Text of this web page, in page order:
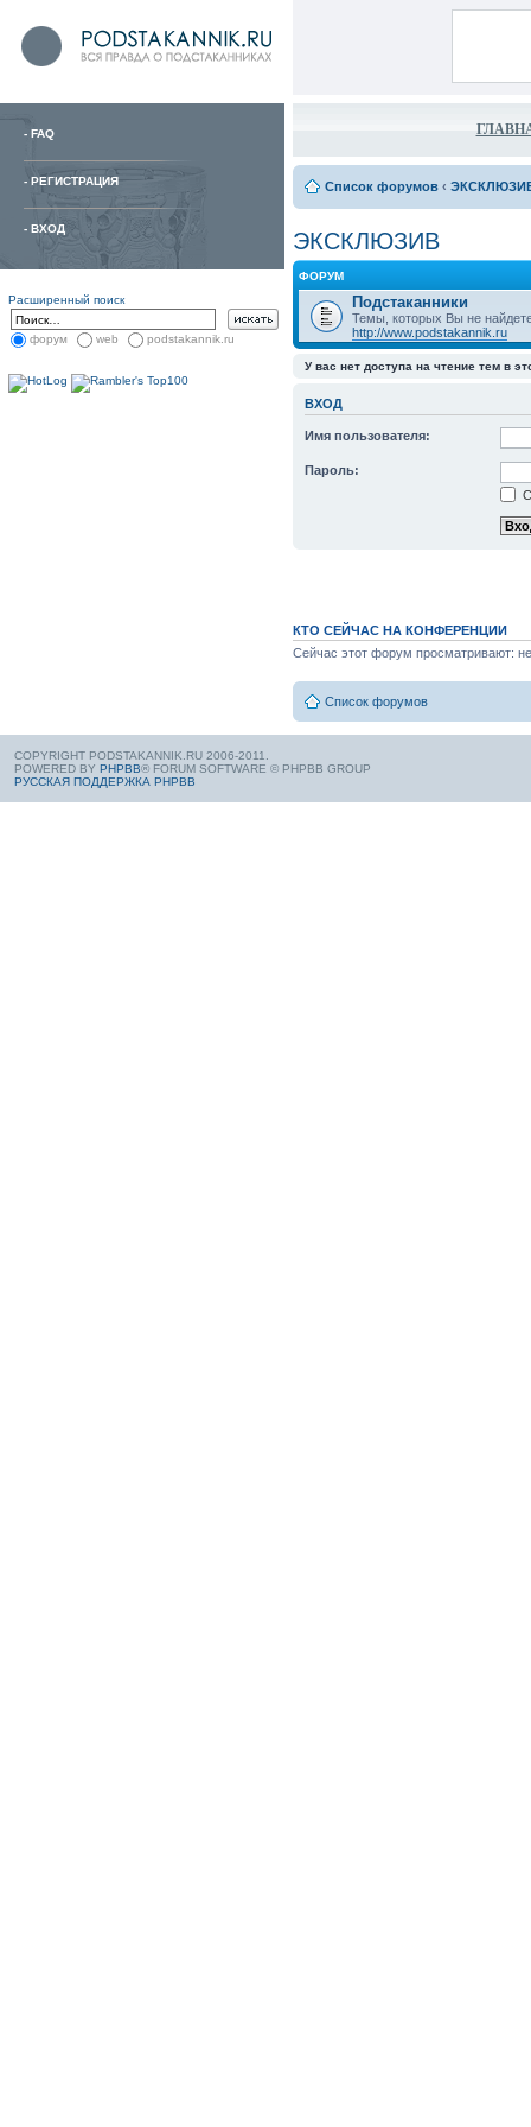
- FAQ
- РЕГИСТРАЦИЯ
- ВХОД
Расширенный поиск
форум web podstakannik.ru
Список форумов ‹
ЭКСКЛЮЗИВ
ФОРУМ
Подстаканники
Темы, которых Вы не
http://www.podstakannik.ru
У вас нет доступа на чтение тем в
ВХОД
Имя пользователя:
Пароль:
КТО СЕЙЧАС НА КОНФЕРЕНЦИИ
Сейчас этот форум просматривают:
Список форумов
COPYRIGHT PODSTAKANNIK.RU 2006-2011.
POWERED BY PHPBB® FORUM SOFTWARE © PHPBB GROUP
РУССКАЯ ПОДДЕРЖКА PHPBB